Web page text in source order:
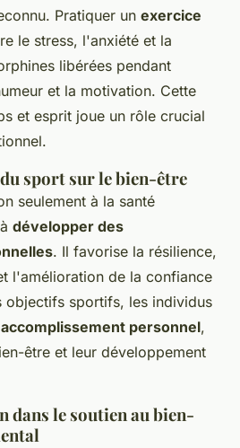
Pratiquer un exercice
le stress, l'anxiété et la
libérées pendant
et la motivation. Cette
et esprit joue un rôle crucial
sport sur le bien-être
seulement à la santé
développer des
. Il favorise la résilience,
l'amélioration de la confiance
objectifs sportifs, les individus
accomplissement personnel,
être et leur développement
dans le soutien au bien-